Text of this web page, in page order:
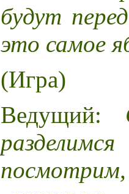
будут
это самое
(Игра)
Ведущий: